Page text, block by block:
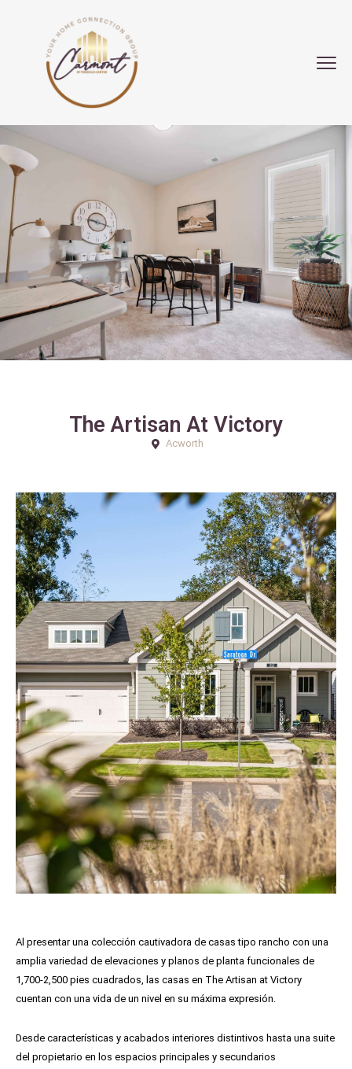
The Artisan At Victory
Acworth
Al presentar una colección cautivadora de casas tipo rancho con una
amplia variedad de elevaciones y planos de planta funcionales de
1,700-2,500 pies cuadrados, las casas en The Artisan at Victory
cuentan con una vida de un nivel en su máxima expresión.
Desde características y acabados interiores distintivos hasta una suite
del propietario en los espacios principales y secundarios